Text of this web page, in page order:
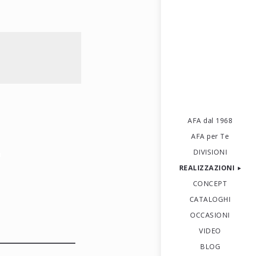
AFA dal 1968
AFA per Te
DIVISIONI
REALIZZAZIONI
CONCEPT
CATALOGHI
OCCASIONI
VIDEO
BLOG